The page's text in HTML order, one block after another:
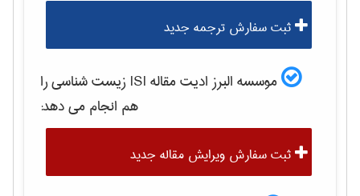
ثبت سفارش ترجمه جدید
موسسه البرز ادیت مقاله ISI زيست شناسیرا
هم انجام می دهد:
ثبت سفارش ویرایش مقاله جدید